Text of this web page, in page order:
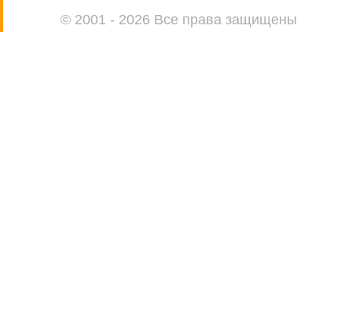
© 2001 - 2026 Все права защищены